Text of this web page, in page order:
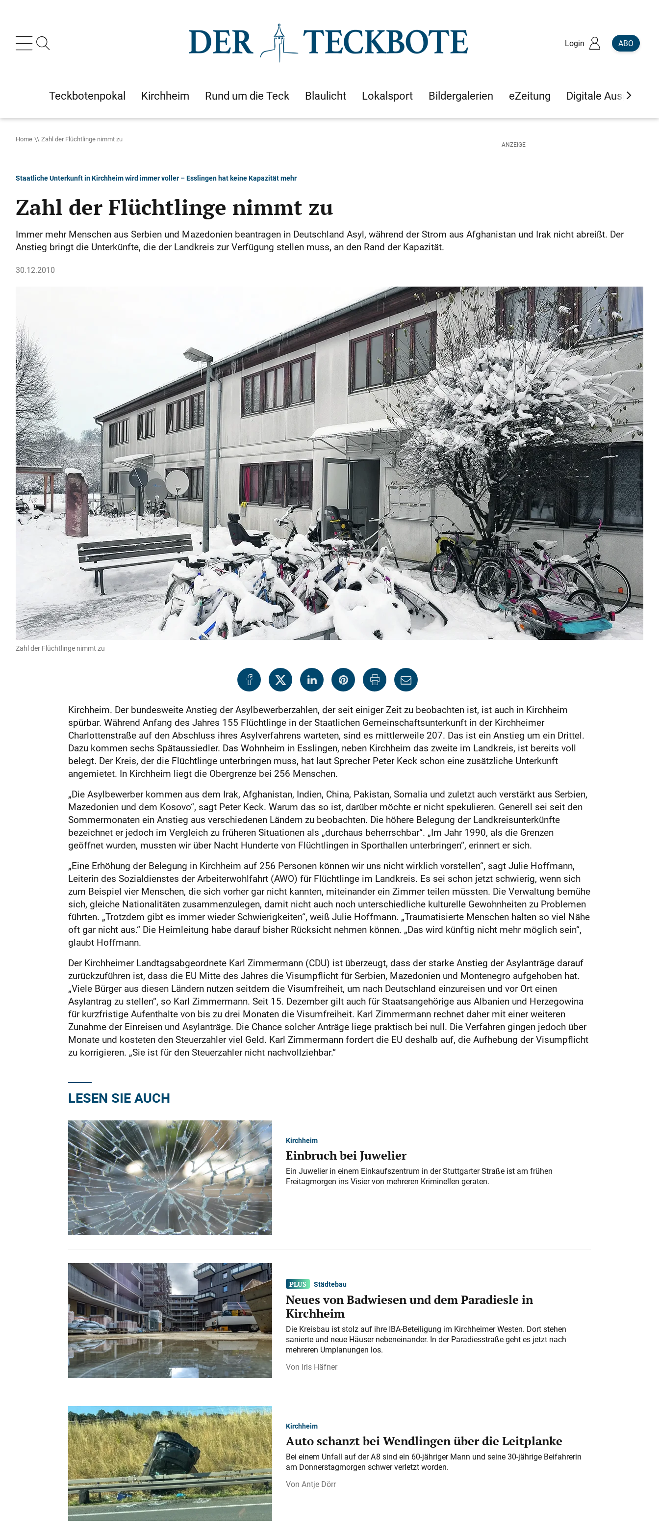
Login ABO
Teckbotenpokal Kirchheim Rund um die Teck Blaulicht Lokalsport Bildergalerien eZeitung Digitale Ausgaben
Home Zahl der Flüchtlinge nimmt zu
Staatliche Unterkunft in Kirchheim wird immer voller – Esslingen hat keine Kapazität mehr
Zahl der Flüchtlinge nimmt zu
Immer mehr Menschen aus Serbien und Mazedonien beantragen in Deutschland Asyl, während der Strom aus Afghanistan und Irak nicht abreißt. Der
Anstieg bringt die Unterkünfte, die der Landkreis zur Verfügung stellen muss, an den Rand der Kapazität.
30.12.2010
Zahl der Flüchtlinge nimmt zu
Kirchheim. Der bundesweite Anstieg der Asylbewerberzahlen, der seit einiger Zeit zu beobachten ist, ist auch in Kirchheim
spürbar. Während Anfang des Jahres 155 Flüchtlinge in der Staatlichen Gemeinschaftsunterkunft in der Kirchheimer
Charlottenstraße auf den Abschluss ihres Asylverfahrens warteten, sind es mittlerweile 207. Das ist ein Anstieg um ein Drittel.
Dazu kommen sechs Spätaussiedler. Das Wohnheim in Esslingen, neben Kirchheim das zweite im Landkreis, ist bereits voll
belegt. Der Kreis, der die Flüchtlinge unterbringen muss, hat laut Sprecher Peter Keck schon eine zusätzliche Unterkunft
angemietet. In Kirchheim liegt die Obergrenze bei 256 Menschen.
„Die Asylbewerber kommen aus dem Irak, Afghanistan, Indien, China, Pakistan, Somalia und zuletzt auch verstärkt aus Serbien,
Mazedonien und dem Kosovo“, sagt Peter Keck. Warum das so ist, darüber möchte er nicht spekulieren. Generell sei seit den
Sommermonaten ein Anstieg aus verschiedenen Ländern zu beobachten. Die höhere Belegung der Landkreisunterkünfte
bezeichnet er jedoch im Vergleich zu früheren Situationen als „durchaus beherrschbar“. „Im Jahr 1990, als die Grenzen
geöffnet wurden, mussten wir über Nacht Hunderte von Flüchtlingen in Sporthallen unterbringen“, erinnert er sich.
„Eine Erhöhung der Belegung in Kirchheim auf 256 Personen können wir uns nicht wirklich vorstellen“, sagt Julie Hoffmann,
Leiterin des Sozialdienstes der Arbeiterwohlfahrt (AWO) für Flüchtlinge im Landkreis. Es sei schon jetzt schwierig, wenn sich
zum Beispiel vier Menschen, die sich vorher gar nicht kannten, miteinander ein Zimmer teilen müssten. Die Verwaltung bemühe
sich, gleiche Nationalitäten zusammenzulegen, damit nicht auch noch unterschiedliche kulturelle Gewohnheiten zu Problemen
führten. „Trotzdem gibt es immer wieder Schwierigkeiten“, weiß Julie Hoffmann. „Traumatisierte Menschen halten so viel Nähe
oft gar nicht aus.“ Die Heimleitung habe darauf bisher Rücksicht nehmen können. „Das wird künftig nicht mehr möglich sein“,
glaubt Hoffmann.
Der Kirchheimer Landtagsabgeordnete Karl Zimmermann (CDU) ist überzeugt, dass der starke Anstieg der Asylanträge darauf
zurückzuführen ist, dass die EU Mitte des Jahres die Visumpflicht für Serbien, Mazedonien und Montenegro aufgehoben hat.
„Viele Bürger aus diesen Ländern nutzen seitdem die Visumfreiheit, um nach Deutschland einzureisen und vor Ort einen
Asylantrag zu stellen“, so Karl Zimmermann. Seit 15. Dezember gilt auch für Staatsangehörige aus Albanien und Herzegowina
für kurzfristige Aufenthalte von bis zu drei Monaten die Visumfreiheit. Karl Zimmermann rechnet daher mit einer weiteren
Zunahme der Einreisen und Asylanträge. Die Chance solcher Anträge liege praktisch bei null. Die Verfahren gingen jedoch über
Monate und kosteten den Steuerzahler viel Geld. Karl Zimmermann fordert die EU deshalb auf, die Aufhebung der Visumpflicht
zu korrigieren. „Sie ist für den Steuerzahler nicht nachvollziehbar.“
LESEN SIE AUCH
Kirchheim
Einbruch bei Juwelier
Ein Juwelier in einem Einkaufszentrum in der Stuttgarter Straße ist am frühen
Freitagmorgen ins Visier von mehreren Kriminellen geraten.
Städtebau
Neues von Badwiesen und dem Paradiesle in
Kirchheim
Die Kreisbau ist stolz auf ihre IBA-Beteiligung im Kirchheimer Westen. Dort stehen
sanierte und neue Häuser nebeneinander. In der Paradiesstraße geht es jetzt nach
mehreren Umplanungen los.
Iris Häfner
Kirchheim
Auto schanzt bei Wendlingen über die Leitplanke
Bei einem Unfall auf der A 8 sind ein 60-jähriger Mann und seine 30-jährige Beifahrerin
am Donnerstagmorgen schwer verletzt worden.
Antje Dörr